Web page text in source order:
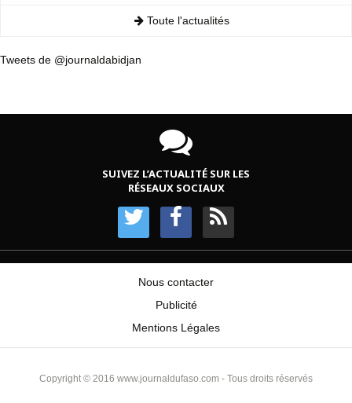
Toute l'actualités
Tweets de @journaldabidjan
SUIVEZ L’ACTUALITÉ SUR LES
RÉSEAUX SOCIAUX
Nous contacter
Publicité
Mentions Légales
Copyright © 2016 www.journaldufaso.com - Tous droits réservés